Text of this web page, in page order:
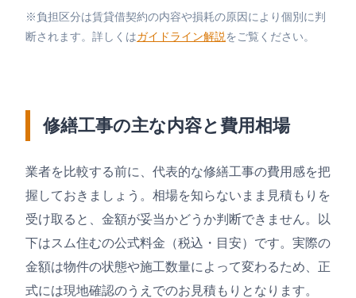
※負担区分は賃貸借契約の内容や損耗の原因により個別に判
断されます。詳しくはガイドライン解説をご覧ください。
修繕工事の主な内容と費用相場
業者を比較する前に、代表的な修繕工事の費用感を把
握しておきましょう。相場を知らないまま見積もりを
受け取ると、金額が妥当かどうか判断できません。以
下はスム住むの公式料金（税込・目安）です。実際の
金額は物件の状態や施工数量によって変わるため、正
式には現地確認のうえでのお見積もりとなります。